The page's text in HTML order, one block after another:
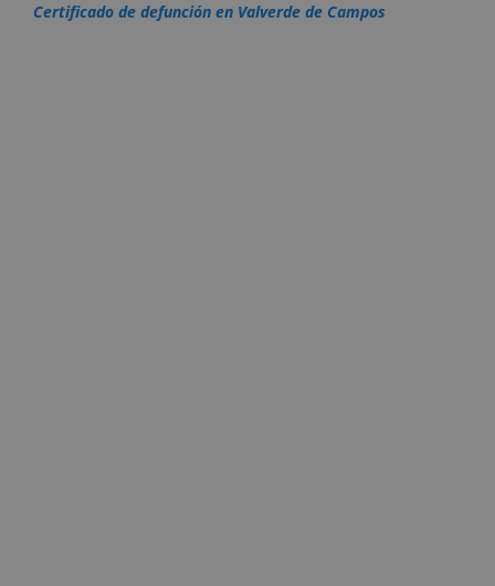
Certificado de defunción en Valverde de Campos